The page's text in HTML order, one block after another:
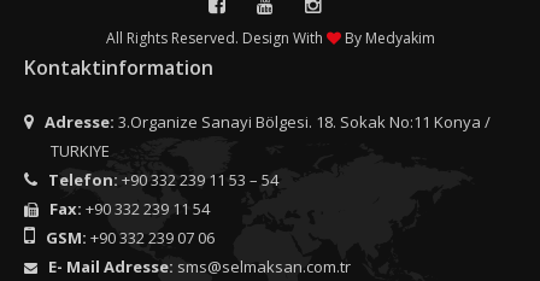
All Rights Reserved. Design With By Medyakim
Kontaktinformation
Adresse: 3.Organize Sanayi Bölgesi. 18. Sokak No:11 Konya /
TURKIYE
Telefon: +90 332 239 11 53 – 54
Fax: +90 332 239 11 54
GSM: +90 332 239 07 06
E- Mail Adresse: sms@selmaksan.com.tr